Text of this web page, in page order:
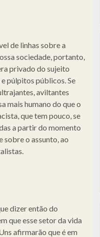
de linhas sobre a
sociedade, portanto,
privado do sujeito
e púlpitos públicos. Se
aviltantes
mais humano do que o
que tem pouco, se
a partir do momento
sobre o assunto, ao
dizer então do
que esse setor da vida
afirmarão que é em